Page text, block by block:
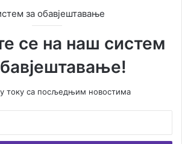
за обавјештавање
се на наш систем
у току са посљедњим новостима